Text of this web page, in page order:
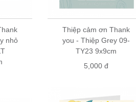
nhỏ
Thiệp cảm ơn Thank
you - Thiệp Grey 09-
TY23 9x9cm
5,000 đ